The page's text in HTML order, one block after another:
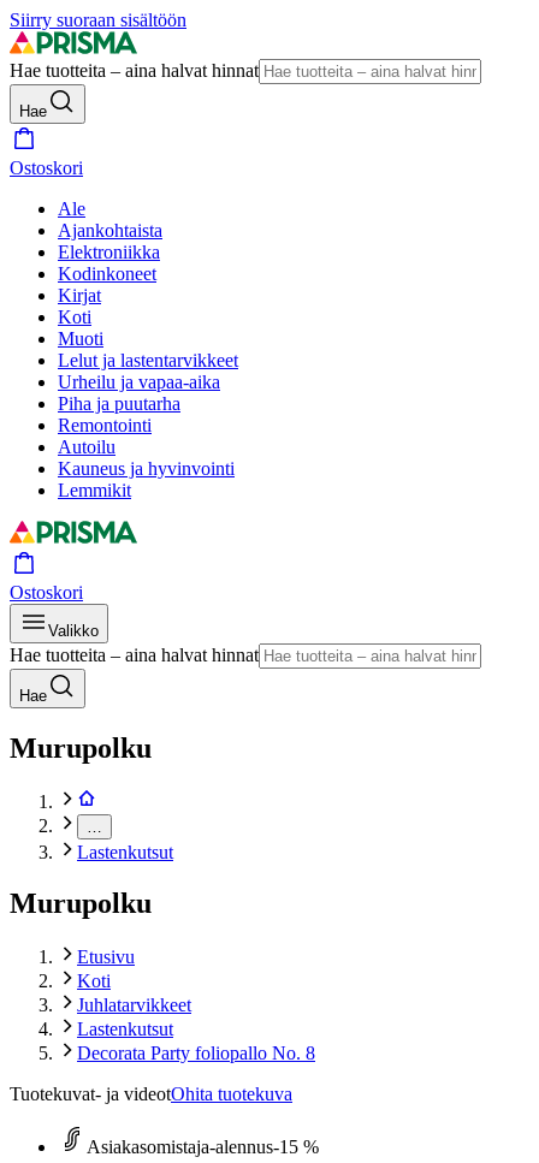
Siirry suoraan sisältöön
Hae tuotteita – aina halvat hinnat
Hae
Ostoskori
Ale
Ajankohtaista
Elektroniikka
Kodinkoneet
Kirjat
Koti
Muoti
Lelut ja lastentarvikkeet
Urheilu ja vapaa-aika
Piha ja puutarha
Remontointi
Autoilu
Kauneus ja hyvinvointi
Lemmikit
Ostoskori
Valikko
Hae tuotteita – aina halvat hinnat
Hae
Murupolku
Lastenkutsut
Murupolku
Etusivu
Koti
Juhlatarvikkeet
Lastenkutsut
Decorata Party foliopallo No. 8
Tuotekuvat- ja videotOhita tuotekuva
Asiakasomistaja-alennus-15 %